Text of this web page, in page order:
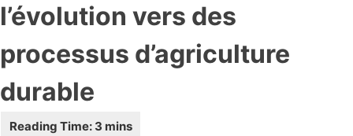
l’évolution vers des
processus d’agriculture
durable